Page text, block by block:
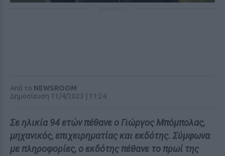
Από το NEWSROOM
Δημοσίευση 11/4/2023 | 11:24
Σε ηλικία 94 ετών πέθανε ο Γιώργος Μπόμπολας,
μηχανικός, επιχειρηματίας και εκδότης. Σύμφωνα
με πληροφορίες, ο εκδότης πέθανε το πρωί της